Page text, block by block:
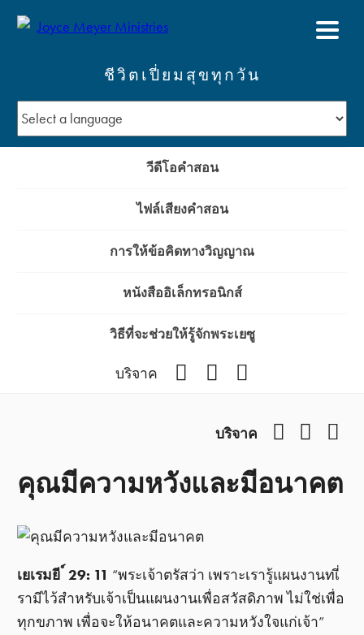
ชีวิตเปี่ยมสุขทุกวัน
วีดีโอคำสอน
ไฟล์เสียงคำสอน
การให้ข้อคิดทางวิญญาณ
หนังสืออิเล็กทรอนิกส์
วิธีที่จะช่วยให้รู้จักพระเยซู
บริจาค
บริจาค
คุณมีความหวังและมีอนาคต
เยเรมยี ์ 29: 11 “พระเจ้าตรัสว่า เพราะเรารู้แผนงานทเี่
รามีไว้สำหรับเจ้าเป็นแผนงานเพื่อสวัสดิภาพ ไม่ใช่เพื่อ
ทุกขภาพ เพื่อจะให้อนาคตและความหวังใจแก่เจ้า”